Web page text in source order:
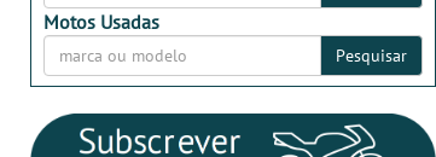
Motos Usadas
Pesquisar